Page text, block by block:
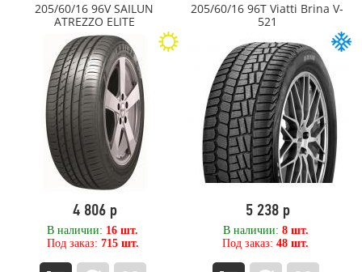
280
285
29,50
290
295
3,25
3,50
30
30,50
300
315
32
320
EVERGREEN
Falken
FIREMAX
Firestone
FORCELAND
Forerunner
Formula
Fortune
Forward
FORZA
Fulda
General
General Tire
Gislaved
GiTi
205/60/16 96V SAILUN
ATREZZO ELITE
4 806 р
В наличии: 16 шт.
Под заказ: 715 шт.
205/60/16 96T Viatti Brina V-
521
5 238 р
В наличии: 8 шт.
Под заказ:48 шт.